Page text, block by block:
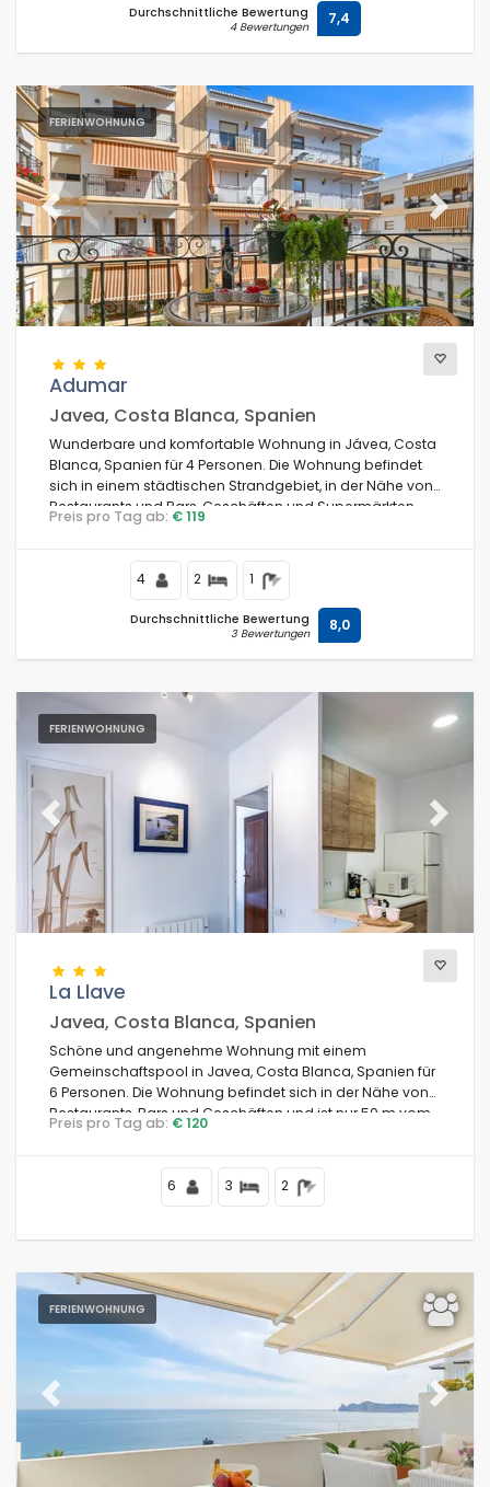
Weitere Kategorien
Durchschnittliche Bewertung
4 Bewertungen 7,4
FERIENWOHNUNG
Previous Next
Adumar
Javea, Costa Blanca, Spanien
Wunderbare und komfortable Wohnung in Jávea, Costa
Blanca, Spanien für 4 Personen. Die Wohnung befindet
sich in einem städtischen Strandgebiet, in der Nähe von
Restaurants und Bars, Geschäften und Supermärkten,
nur 200 m vom Strand Playa de la Grava und 0,2 km von
Preis pro Tag ab: € 119
4 2 1
Durchschnittliche Bewertung
3 Bewertungen 8,0
FERIENWOHNUNG
Previous Next
La Llave
Javea, Costa Blanca, Spanien
Schöne und angenehme Wohnung mit einem
Gemeinschaftspool in Javea, Costa Blanca, Spanien für
6 Personen. Die Wohnung befindet sich in der Nähe von
Restaurants, Bars und Geschäften und ist nur 50 m vom
Playa Primer Muntanyar Benissero Strand entfernt.
Preis pro Tag ab: € 120
6 3 2
FERIENWOHNUNG
Previous Next